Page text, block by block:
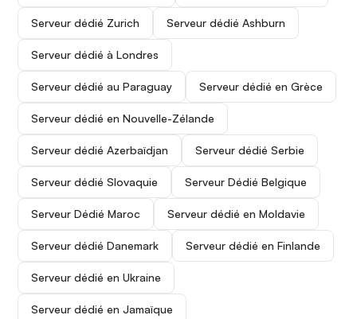
Serveur dédié Zurich Serveur dédié Ashburn
Serveur dédié à Londres
Serveur dédié au Paraguay Serveur dédié en Grèce
Serveur dédié en Nouvelle-Zélande
Serveur dédié Azerbaïdjan Serveur dédié Serbie
Serveur dédié Slovaquie Serveur Dédié Belgique
Serveur Dédié Maroc Serveur dédié en Moldavie
Serveur dédié Danemark Serveur dédié en Finlande
Serveur dédié en Ukraine
Serveur dédié en Jamaïque